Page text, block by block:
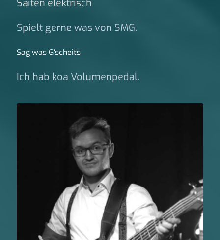
Saiten elektrisch
Spielt gerne was von SMG.
Sag was G‘scheits
Ich hab koa Volumenpedal.